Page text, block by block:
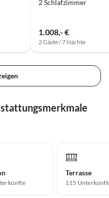
2 Schlafzimmer
1.008,- €
2 Gäste / 7 Nächte
Terrasse
115